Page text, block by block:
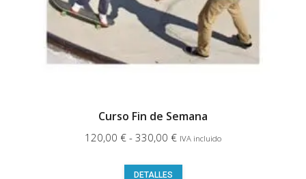
página
de
producto
Curso Fin de Semana
120,00 € - 330,00 €Rango
IVA incluido
DETALLES